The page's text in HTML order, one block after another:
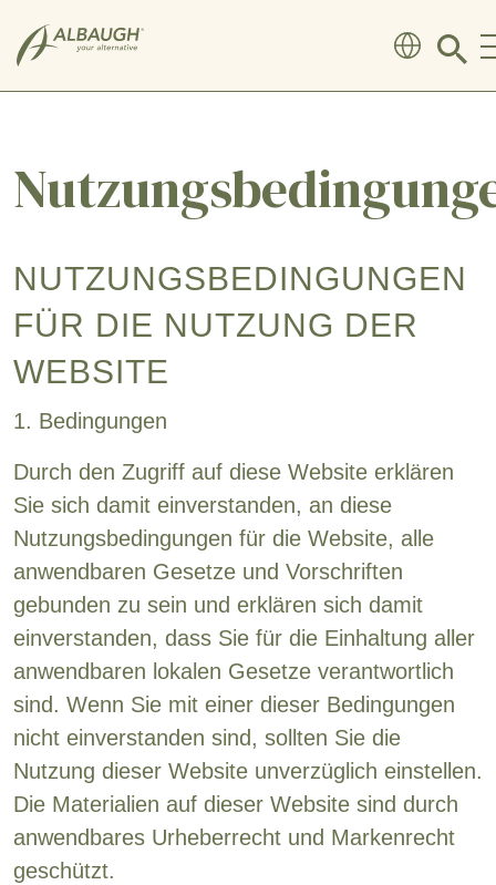
Click
NUTZUNGSBEDINGUNGEN
FÜR DIE NUTZUNG DER
WEBSITE
1. Bedingungen
Durch den Zugriff auf diese Website erklären
Sie sich damit einverstanden, an diese
Nutzungsbedingungen für die Website, alle
anwendbaren Gesetze und Vorschriften
gebunden zu sein und erklären sich damit
einverstanden, dass Sie für die Einhaltung aller
anwendbaren lokalen Gesetze verantwortlich
sind. Wenn Sie mit einer dieser Bedingungen
nicht einverstanden sind, sollten Sie die
Nutzung dieser Website unverzüglich einstellen.
Die Materialien auf dieser Website sind durch
anwendbares Urheberrecht und Markenrecht
geschützt.